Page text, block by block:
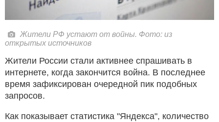
Жители РФ устают от войны. Фото: из
открытых источников
Жители России стали активнее спрашивать в
интернете, когда закончится война. В последнее
время зафиксирован очередной пик подобных
запросов.
Как показывает статистика "Яндекса", количество